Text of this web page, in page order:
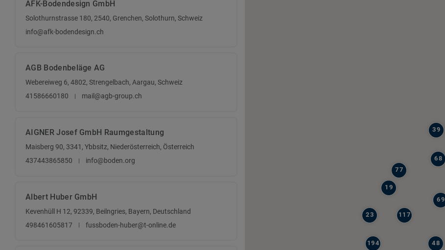
AFK-Bodendesign GmbH
Solothurnstrasse 180, 2540, Grenchen, Solothurn, Schweiz
info@afk-bodendesign.ch
AGB Bodenbeläge AG
Webereiweg 6, 4802, Strengelbach, Aargau, Schweiz
41586660180
mail@agb-group.ch
AIGNER Josef GmbH Raumgestaltung
Maisberg 90, 3341, Ybbsitz, Niederösterreich, Österreich
437443865850
info@boden.org
Albert Huber GmbH
Kevenhüll H 12, 92339, Beilngries, Bayern, Deutschland
498461605817
fussboden-huber@t-online.de
194
77
117
39
69
68
23
19
48